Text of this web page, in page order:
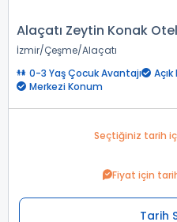
Alaçatı Zeytin Konak Otel
İzmir Çeşme Alaçatı
0-3 Yaş Çocuk Avantajı
Merkezi Konum
Seçtiğiniz tarih
Fiyat için
Tarih